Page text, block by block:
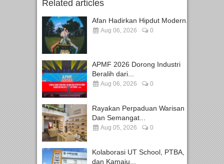
Related articles
Afan Hadirkan Hipdut Modern...
Aug 06, 2026 0
APMF 2026 Dorong Industri
Beralih dari...
Aug 06, 2026 0
Rayakan Perpaduan Warisan
Dan Semangat...
Aug 05, 2026 0
Kolaborasi UT School, PTBA,
dan Kamaju...